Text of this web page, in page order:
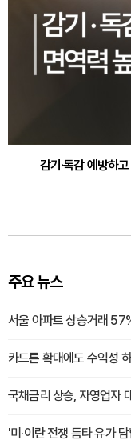
감기·독감 예방하
주요 뉴스
서울 아파트 상승거래
카드론 확대에도 수익성
국채금리 상승, 자영업자
'미·이란 전쟁 틈타 유가